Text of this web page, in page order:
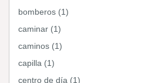
bomberos (1)
caminar (1)
caminos (1)
capilla (1)
centro de día (1)